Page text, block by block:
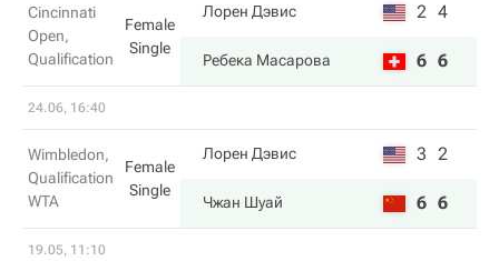
Cincinnati
Open,
Qualification
Female
Single
Лорен Дэвис 2 4
Ребека Масарова 6 6
24.06, 16:40
Wimbledon,
Qualification
WTA
Female
Single
Лорен Дэвис 3 2
Чжан Шуай 6 6
19.05, 11:10